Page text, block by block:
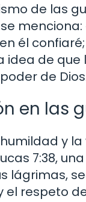
de las
él
idea de
de
en las
y
7:38,
lágrimas,
respeto